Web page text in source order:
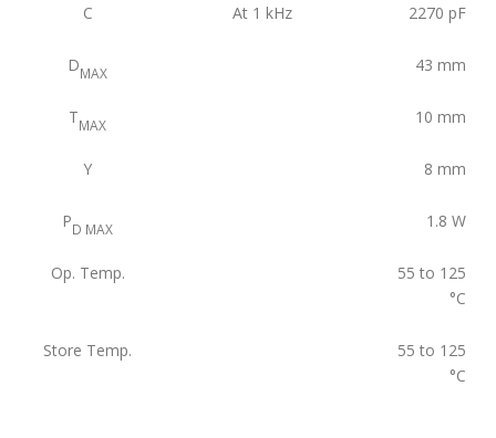
C At 1 kHz 2270 pF
DMAX 43 mm
TMAX 10 mm
Y 8 mm
PD MAX 1.8 W
Op. Temp.
55 to 125
°C
Store Temp.
55 to 125
°C